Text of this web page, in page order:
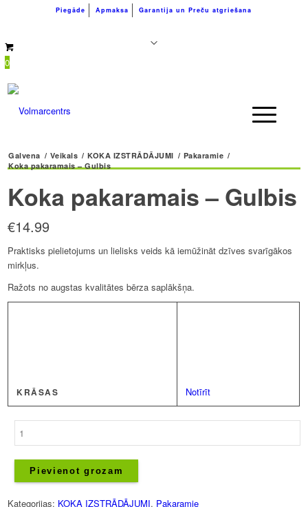
Piegāde Apmaksa Garantija un Preču atgriešana
0
Galvena / Veikals / KOKA IZSTRĀDĀJUMI / Pakaramie /
Koka pakaramais – Gulbis
Koka pakaramais – Gulbis
€14.99
Praktisks pielietojums un lielisks veids kā iemūžināt dzīves svarīgākos
mirkļus.
Ražots no augstas kvalitātes bērza saplākšņa.
KRĀSAS Notīrīt
Gulbis
daudzums
Pievienot grozam
Kategorijas: KOKA IZSTRĀDĀJUMI, Pakaramie